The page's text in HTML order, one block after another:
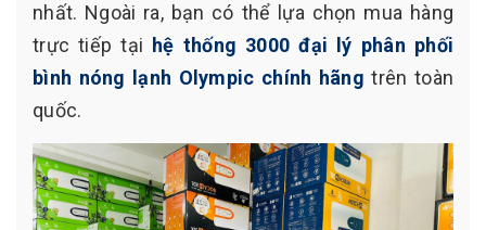
nhất. Ngoài ra, bạn có thể lựa chọn mua hàng
trực tiếp tại hệ thống 3000 đại lý phân phối
bình nóng lạnh Olympic chính hãng trên toàn
quốc.